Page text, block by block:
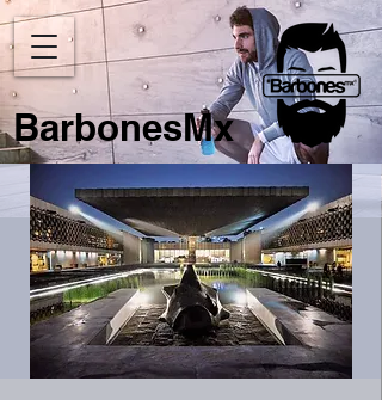
BarbonesMx